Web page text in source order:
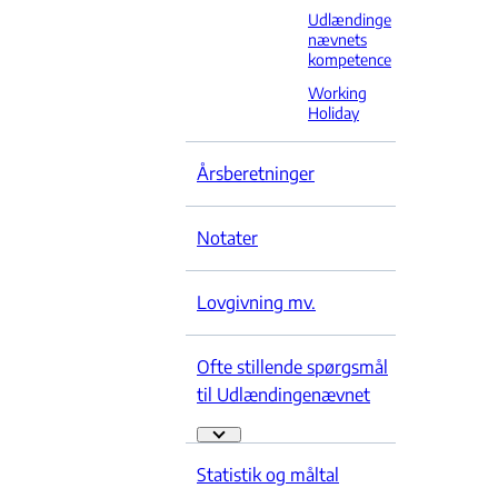
Udlændinge
nævnets
kompetence
Working
Holiday
Årsberetninger
Notater
Lovgivning mv.
Ofte stillende spørgsmål
til Udlændingenævnet
Ofte stillende spørgsmål til
Statistik og måltal